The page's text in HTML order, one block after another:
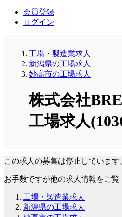
会員登録
ログイン
工場・製造業求人
新潟県の工場求人
妙高市の工場求人
株式会社
工場求人
この求人の募集は停止しています
お手数ですが他の求人情報をご覧
工場・製造業求人
新潟県の工場求人